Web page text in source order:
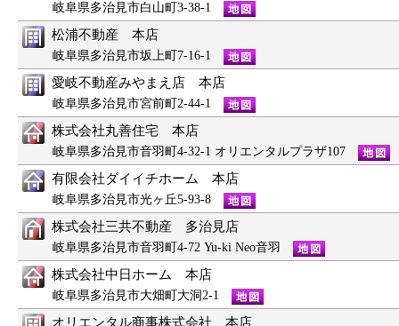
岐阜県多治見市白山町3-38-1
松浦不動産 本店
岐阜県多治見市坂上町7-16-1
愛岐不動産みやまえ店 本店
岐阜県多治見市宮前町2-44-1
株式会社丸善住宅 本店
岐阜県多治見市音羽町4-32-1 オリエンタルプラザ107
有限会社ダイイチホーム 本店
岐阜県多治見市光ヶ丘5-93-8
株式会社三共不動産 多治見店
岐阜県多治見市音羽町4-72 Yu-ki Neo音羽
株式会社中日ホーム 本店
岐阜県多治見市大畑町大洞2-1
オリエンタル商事株式会社 本店